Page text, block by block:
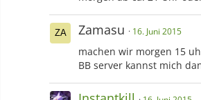
Zamasu 16. Juni 2015
machen wir morgen 15
BB server kannst mich